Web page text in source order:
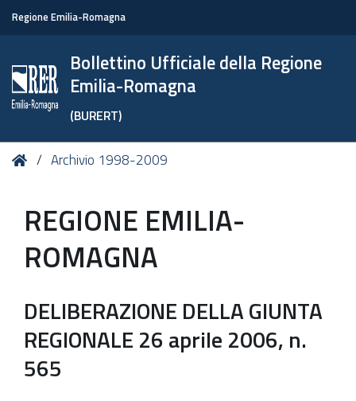
Regione Emilia-Romagna
Bollettino Ufficiale della Regione
Emilia-Romagna
(BURERT)
Tu HomeArchivio 1998-2009
REGIONE EMILIA-
ROMAGNA
DELIBERAZIONE DELLA GIUNTA
REGIONALE 26 aprile 2006, n.
565